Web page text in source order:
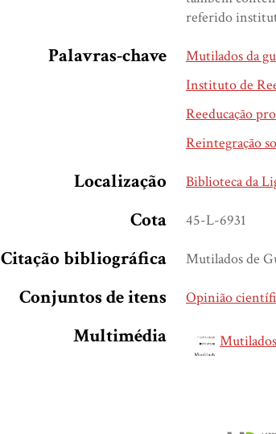
referido
Palavras-chave
Mutilados da
Instituto de
Reeducação
Reintegração
Localização Biblioteca da
Cota 45-L-6931
Citação bibliográfica Mutilados de
Conjuntos de itens Opinião
Multimédia